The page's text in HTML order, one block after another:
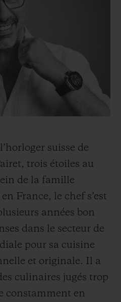
suisse de
trois étoiles au
de la famille
France, le chef s’est
années bon
dans le secteur de
pour sa cuisine
et originale. Il a
culinaires jugés trop
constamment en
BIG BANG
DE GARANTIE